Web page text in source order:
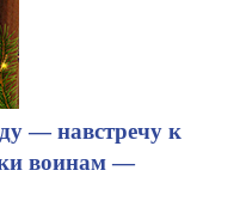
— навстречу к
воинам —